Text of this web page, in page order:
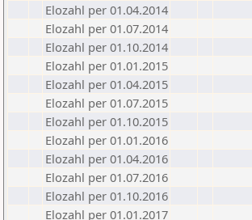
Elozahl per 01.04.2014
Elozahl per 01.07.2014
Elozahl per 01.10.2014
Elozahl per 01.01.2015
Elozahl per 01.04.2015
Elozahl per 01.07.2015
Elozahl per 01.10.2015
Elozahl per 01.01.2016
Elozahl per 01.04.2016
Elozahl per 01.07.2016
Elozahl per 01.10.2016
Elozahl per 01.01.2017